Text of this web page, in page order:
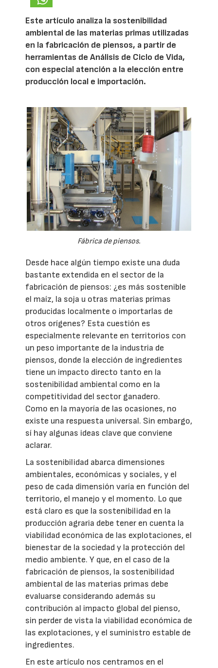
Este artículo analiza la sostenibilidad
ambiental de las materias primas utilizadas
en la fabricación de piensos, a partir de
herramientas de Análisis de Ciclo de Vida,
con especial atención a la elección entre
producción local e importación.
Fábrica de piensos.
Desde hace algún tiempo existe una duda
bastante extendida en el sector de la
fabricación de piensos: ¿es más sostenible
el maíz, la soja u otras materias primas
producidas localmente o importarlas de
otros orígenes? Esta cuestión es
especialmente relevante en territorios con
un peso importante de la industria de
piensos, donde la elección de ingredientes
tiene un impacto directo tanto en la
sostenibilidad ambiental como en la
competitividad del sector ganadero.
Como en la mayoría de las ocasiones, no
existe una respuesta universal. Sin embargo,
sí hay algunas ideas clave que conviene
aclarar.
La sostenibilidad abarca dimensiones
ambientales, económicas y sociales, y el
peso de cada dimensión varía en función del
territorio, el manejo y el momento. Lo que
está claro es que la sostenibilidad en la
producción agraria debe tener en cuenta la
viabilidad económica de las explotaciones, el
bienestar de la sociedad y la protección del
medio ambiente. Y que, en el caso de la
fabricación de piensos, la sostenibilidad
ambiental de las materias primas debe
evaluarse considerando además su
contribución al impacto global del pienso,
sin perder de vista la viabilidad económica de
las explotaciones, y el suministro estable de
ingredientes.
En este artículo nos centramos en el